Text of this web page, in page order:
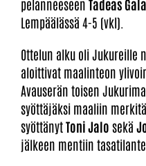
pelanneeseen Tadeas
Lempäälässä 4-5 (vkl).
Ottelun alku oli Jukureille
aloittivat maalinteon
Avauserän toisen
syöttäjäksi maaliin
syöttänytToni Jalo sekä
jälkeen mentiin